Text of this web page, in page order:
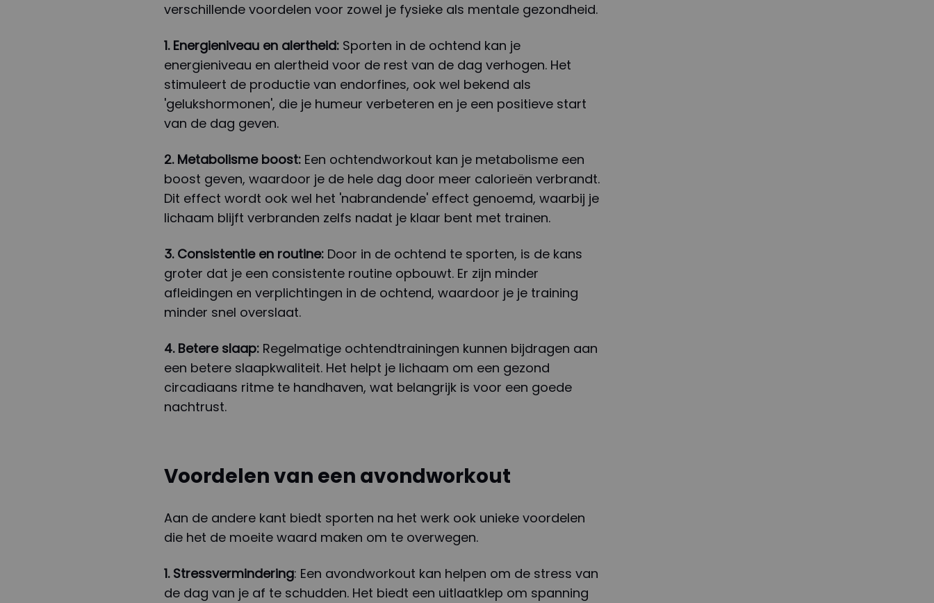
verschillende voordelen voor zowel je fysieke als mentale gezondheid.
1. Energieniveau en alertheid: Sporten in de ochtend kan je
energieniveau en alertheid voor de rest van de dag verhogen. Het
stimuleert de productie van endorfines, ook wel bekend als
'gelukshormonen', die je humeur verbeteren en je een positieve start
van de dag geven.
2. Metabolisme boost: Een ochtendworkout kan je metabolisme een
boost geven, waardoor je de hele dag door meer calorieën verbrandt.
Dit effect wordt ook wel het 'nabrandende' effect genoemd, waarbij je
lichaam blijft verbranden zelfs nadat je klaar bent met trainen.
3. Consistentie en routine: Door in de ochtend te sporten, is de kans
groter dat je een consistente routine opbouwt. Er zijn minder
afleidingen en verplichtingen in de ochtend, waardoor je je training
minder snel overslaat.
4. Betere slaap: Regelmatige ochtendtrainingen kunnen bijdragen aan
een betere slaapkwaliteit. Het helpt je lichaam om een gezond
circadiaans ritme te handhaven, wat belangrijk is voor een goede
nachtrust.
Voordelen van een avondworkout
Aan de andere kant biedt sporten na het werk ook unieke voordelen
die het de moeite waard maken om te overwegen.
1. Stressvermindering: Een avondworkout kan helpen om de stress van
de dag van je af te schudden. Het biedt een uitlaatklep om spanning